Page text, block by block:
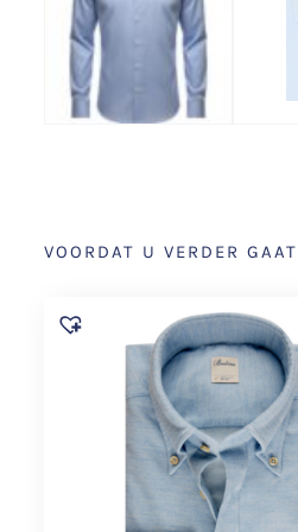
VOORDAT U VERDER